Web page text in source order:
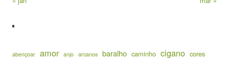
abençoar amor anjo arcanos baralho caminho cigano cores